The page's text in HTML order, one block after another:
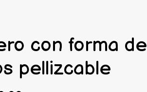
con forma de
pellizcable